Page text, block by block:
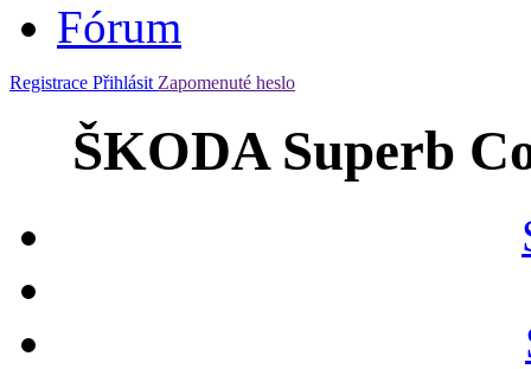
Fórum
Registrace Přihlásit Zapomenuté heslo
ŠKODA Superb